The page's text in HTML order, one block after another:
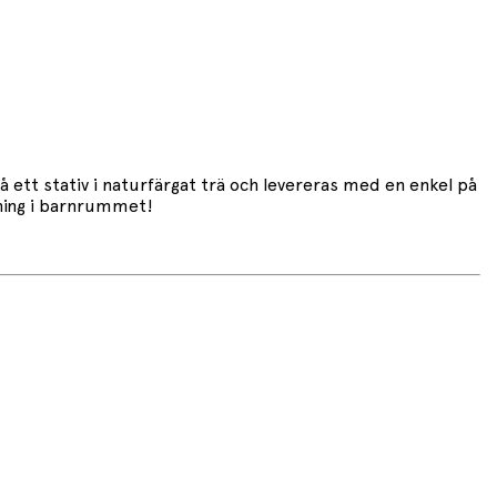
ett stativ i naturfärgat trä och levereras med en enkel på
i barnrummet!